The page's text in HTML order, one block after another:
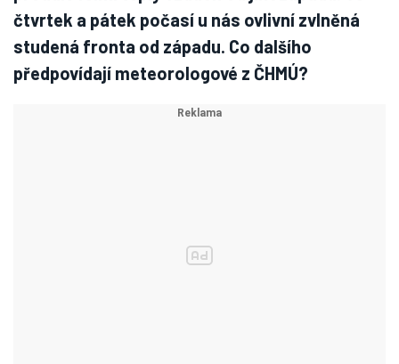
čtvrtek a pátek počasí u nás ovlivní zvlněná
studená fronta od západu. Co dalšího
předpovídají meteorologové z ČHMÚ?